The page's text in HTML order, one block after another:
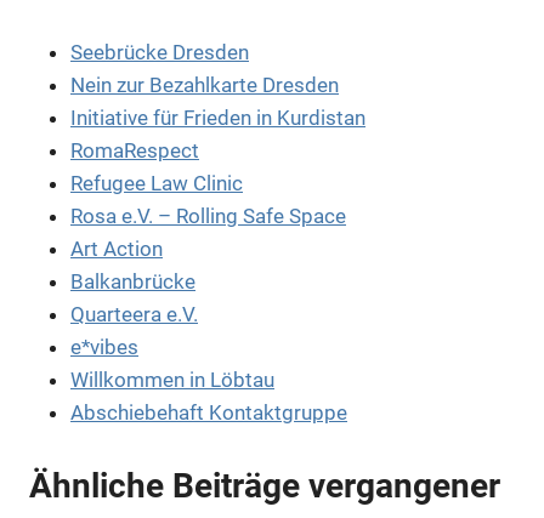
Anzeige
Seebrücke Dresden
Nein zur Bezahlkarte Dresden
Initiative für Frieden in Kurdistan
RomaRespect
Refugee Law Clinic
Rosa e.V. – Rolling Safe Space
Art Action
Balkanbrücke
Quarteera e.V.
e*vibes
Willkommen in Löbtau
Abschiebehaft Kontaktgruppe
Ähnliche Beiträge vergangener